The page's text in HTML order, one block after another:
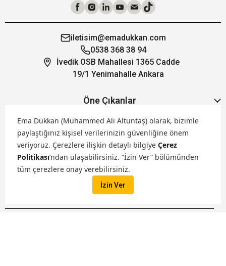
Ema Dükkan (Muhammed Ali Altuntaş) olarak, bizimle
paylaştığınız kişisel verilerinizin güvenliğine önem
veriyoruz. Çerezlere ilişkin detaylı bilgiye Çerez
Politikası’ndan ulaşabilirsiniz. “İzin Ver” bölümünden
tüm çerezlere onay verebilirsiniz.
İzin Ver
iletisim@emadukkan.com
0538 368 38 94
İvedik OSB Mahallesi 1365 Cadde
19/1 Yenimahalle Ankara
Öne Çıkanlar
Hakkımızda
Markalarımız
Satış Kanallarımız